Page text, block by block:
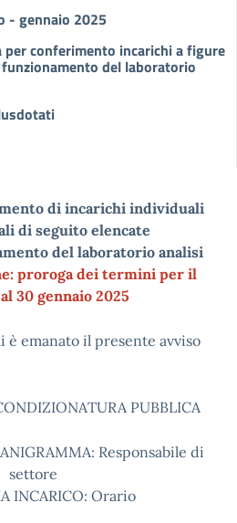
- gennaio 2025
conferimento incarichi a figure
del laboratorio
di incarichi individuali
di seguito elencate
del laboratorio analisi
proroga dei termini per il
30 gennaio 2025
emanato il presente avviso
PUBBLICA
Responsabile di
settore
INCARICO: Orario